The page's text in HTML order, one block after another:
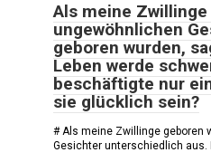
Als meine
ungewöhnlichen
geboren wurden,
Leben werde
beschäftigte nur
sie glücklich sein?
# Als meine Zwillinge geboren
Gesichter unterschiedlich aus.